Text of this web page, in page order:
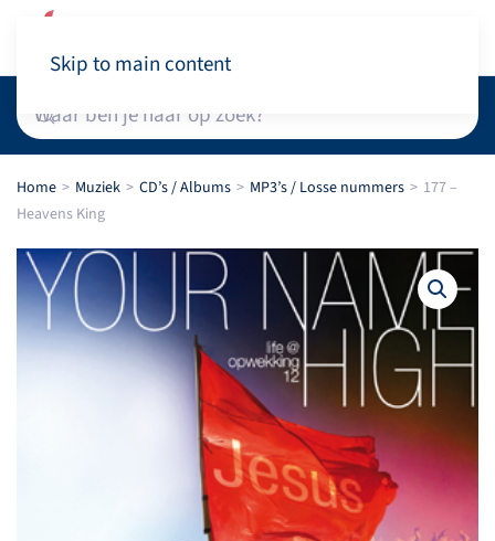
Skip to main content
Home Muziek CD’s / Albums MP3’s / Losse nummers
177 –
Heavens King